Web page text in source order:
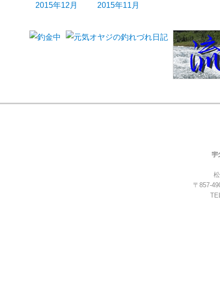
2015年12月
2015年11月
〒857-